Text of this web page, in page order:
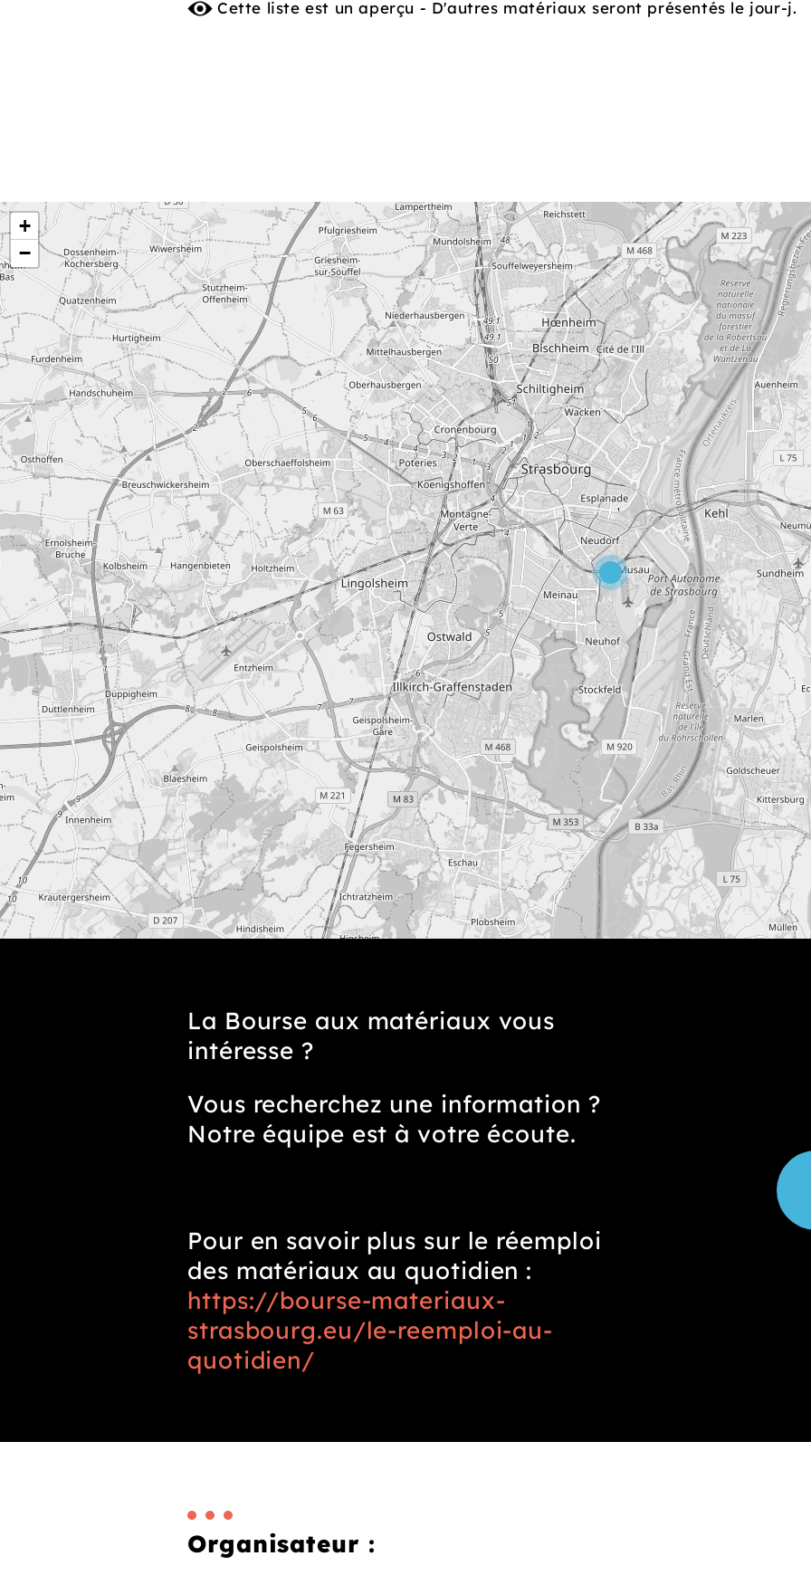
Cette liste est un aperçu - D'autres matériaux seront présentés le jour-j.
+
−
La Bourse aux matériaux vous
intéresse ?
Vous recherchez une information ?
Notre équipe est à votre écoute.
Pour en savoir plus sur le réemploi
des matériaux au quotidien :
https://bourse-materiaux-
strasbourg.eu/le-reemploi-au-
quotidien/
Organisateur :